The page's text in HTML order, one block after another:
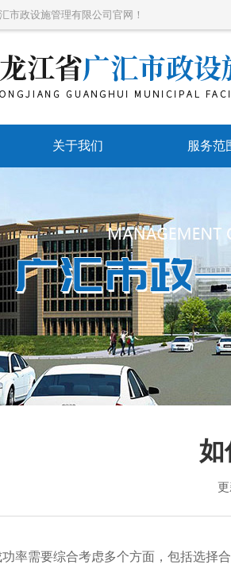
市政设施管理有限公司官网！
关于我们 服务范
带压封
水刀防爆
管道维
市政管网维
如
需要综合考虑多个方面，包括选择合